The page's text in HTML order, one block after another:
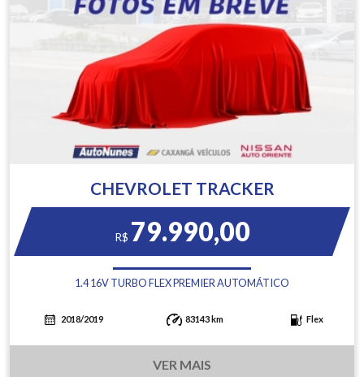
CHEVROLET TRACKER
R$ 79.990,00
1.4 16V TURBO FLEX PREMIER AUTOMÁTICO
2018/2019 83143 km Flex
VER MAIS